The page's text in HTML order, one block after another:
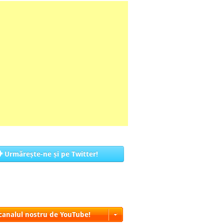
Urmărește-ne și pe Twitter!
nostru de YouTube!